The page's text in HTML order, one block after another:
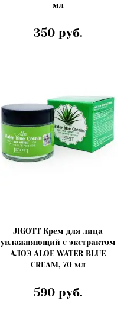
мл
350 руб.
JIGOTT Крем для лица
увлажняющий с экстрактом
АЛОЭ ALOE WATER BLUE
CREAM, 70 мл
590 руб.